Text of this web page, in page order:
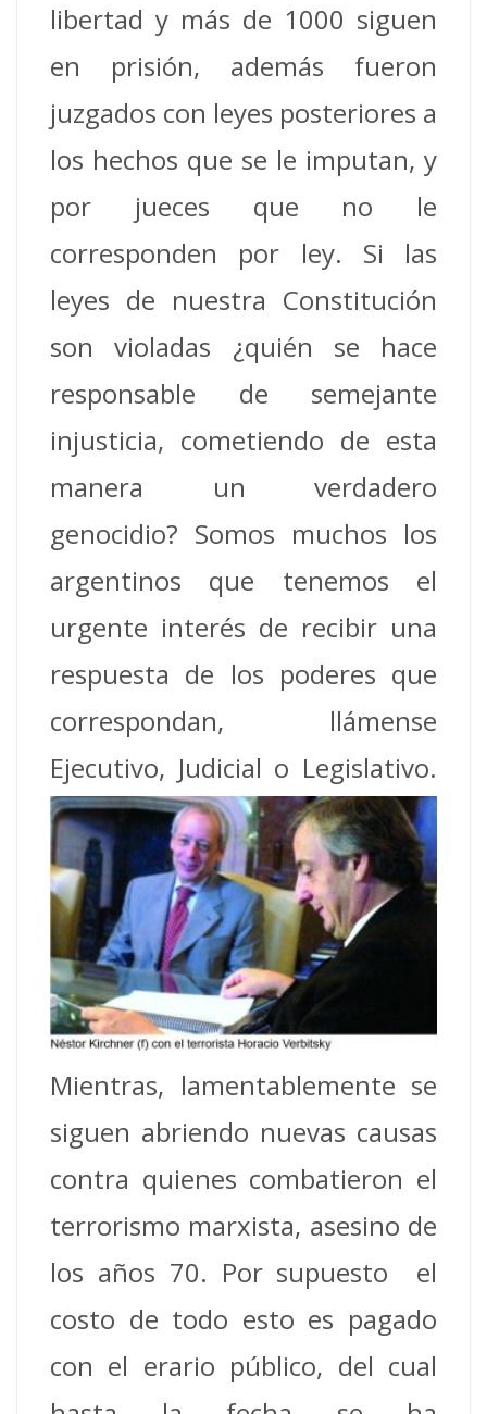
libertad y más de 1000 siguen
en prisión, además fueron
juzgados con leyes posteriores a
los hechos que se le imputan, y
por jueces que no le
corresponden por ley. Si las
leyes de nuestra Constitución
son violadas ¿quién se hace
responsable de semejante
injusticia, cometiendo de esta
manera un verdadero
genocidio? Somos muchos los
argentinos que tenemos el
urgente interés de recibir una
respuesta de los poderes que
correspondan, llámense
Ejecutivo, Judicial o Legislativo.
Mientras, lamentablemente se
siguen abriendo nuevas causas
contra quienes combatieron el
terrorismo marxista, asesino de
los años 70. Por supuesto el
costo de todo esto es pagado
con el erario público, del cual